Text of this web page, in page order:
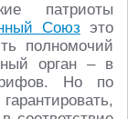
патриоты
Союзэто
полномочий
орган – в
Но по